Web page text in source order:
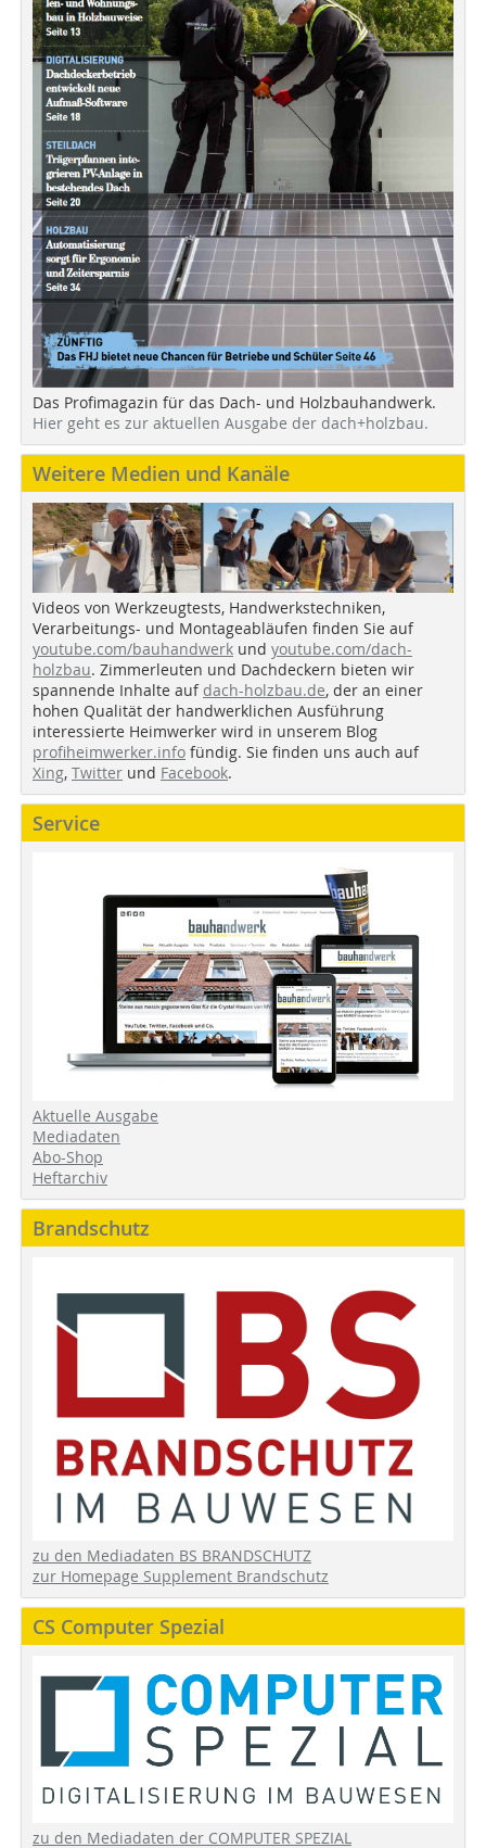
Das Profimagazin für das Dach- und Holzbauhandwerk.
Hier geht es zur aktuellen Ausgabe der dach+holzbau.
Weitere Medien und Kanäle
Videos von Werkzeugtests, Handwerkstechniken,
Verarbeitungs- und Montageabläufen finden Sie auf
youtube.com/bauhandwerk und youtube.com/dach-
holzbau. Zimmerleuten und Dachdeckern bieten wir
spannende Inhalte auf dach-holzbau.de, der an einer
hohen Qualität der handwerklichen Ausführung
interessierte Heimwerker wird in unserem Blog
profiheimwerker.info fündig. Sie finden uns auch auf
Xing, Twitter und Facebook.
Service
Aktuelle Ausgabe
Mediadaten
Abo-Shop
Heftarchiv
Brandschutz
zu den Mediadaten BS BRANDSCHUTZ
zur Homepage Supplement Brandschutz
CS Computer Spezial
zu den Mediadaten der COMPUTER SPEZIAL